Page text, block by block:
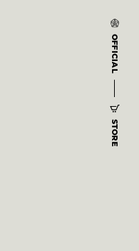
OFFICIAL
STORE